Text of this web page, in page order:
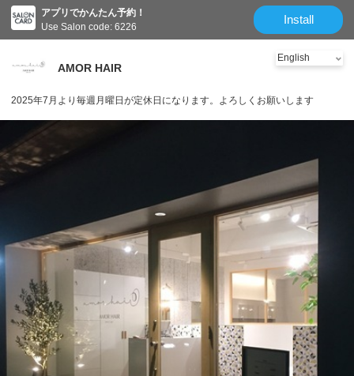
アプリでかんたん予約！
Use Salon code: 6226
Install
AMOR HAIR
2025年7月より毎週月曜日が定休日になります。よろしくお願いします